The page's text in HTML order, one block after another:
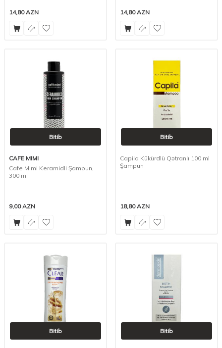
14,80AZN 14,80AZN
Bitib
CAFE MIMI
Cafe Mimi Keramidli Şampun,
300 ml
9,00AZN
Bitib
Capila Kükürdlü Qətranlı 100 ml
Şampun
18,80AZN
Bitib Bitib